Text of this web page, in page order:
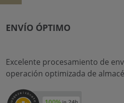
ENVÍO ÓPTIMO
Excelente procesamiento de
operación optimizada de